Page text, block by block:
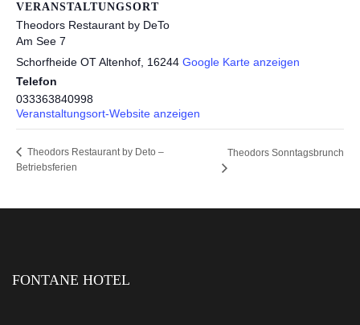
VERANSTALTUNGSORT
Theodors Restaurant by DeTo
Am See 7
Schorfheide OT Altenhof 16244 Google Karte anzeigen
Telefon
033363840998
Veranstaltungsort-Website anzeigen
Theodors Restaurant by Deto –
Betriebsferien
Theodors Sonntagsbrunch
FONTANE HOTEL